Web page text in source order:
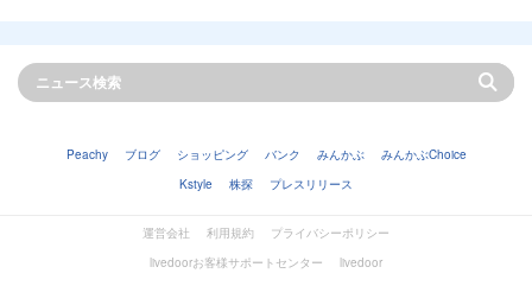
Peachy ブログ ショッピング バンク みんかぶ
みんかぶChoice
Kstyle
株探 プレスリリース
運営会社 利用規約
プライバシーポリシー
livedoorお客様サポートセンター
livedoor